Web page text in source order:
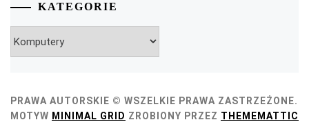
KATEGORIE
PRAWA AUTORSKIE © WSZELKIE PRAWA ZASTRZEŻONE.
MOTYW MINIMAL GRID ZROBIONY PRZEZ THEMEMATTIC